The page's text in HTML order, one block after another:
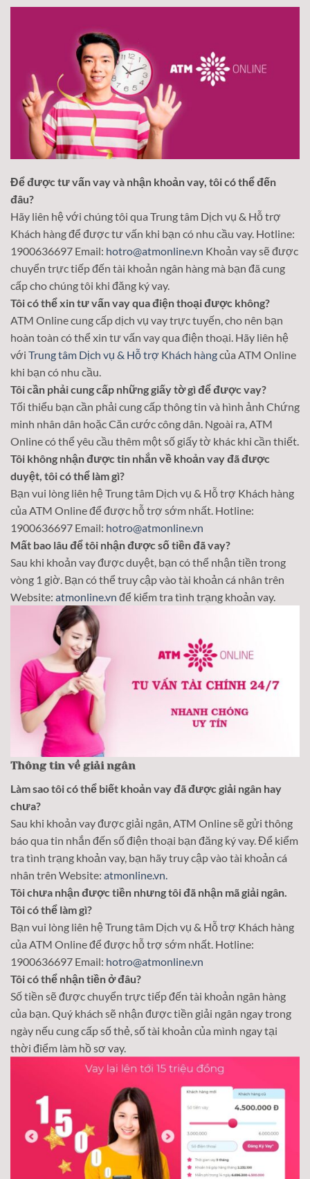
Để được tư vấn vay và nhận khoản vay, tôi có thể đến
đâu?
Hãy liên hệ với chúng tôi qua Trung tâm Dịch vụ & Hỗ trợ
Khách hàng để được tư vấn khi bạn có nhu cầu vay. Hotline:
1900636697 Email: hotro@atmonline.vn Khoản vay sẽ được
chuyển trực tiếp đến tài khoản ngân hàng mà bạn đã cung
cấp cho chúng tôi khi đăng ký vay.
Tôi có thể xin tư vấn vay qua điện thoại được không?
ATM Online cung cấp dịch vụ vay trực tuyến, cho nên bạn
hoàn toàn có thể xin tư vấn vay qua điện thoại. Hãy liên hệ
với Trung tâm Dịch vụ & Hỗ trợ Khách hàngcủa ATM Online
khi bạn có nhu cầu.
Tôi cần phải cung cấp những giấy tờ gì để được vay?
Tối thiểu bạn cần phải cung cấp thông tin và hình ảnh Chứng
minh nhân dân hoặc Căn cước công dân. Ngoài ra, ATM
Online có thể yêu cầu thêm một số giấy tờ khác khi cần thiết.
Tôi không nhận được tin nhắn về khoản vay đã được
duyệt, tôi có thể làm gì?
Bạn vui lòng liên hệ Trung tâm Dịch vụ & Hỗ trợ Khách hàng
của ATM Online để được hỗ trợ sớm nhất. Hotline:
1900636697 Email: hotro@atmonline.vn
Mất bao lâu để tôi nhận được số tiền đã vay?
Sau khi khoản vay được duyệt, bạn có thể nhận tiền trong
vòng 1 giờ. Bạn có thể truy cập vào tài khoản cá nhân trên
Website: atmonline.vn để kiểm tra tình trạng khoản vay.
Thông tin về giải ngân
Làm sao tôi có thể biết khoản vay đã được giải ngân hay
chưa?
Sau khi khoản vay được giải ngân, ATM Online sẽ gửi thông
báo qua tin nhắn đến số điện thoại bạn đăng ký vay. Để kiểm
tra tình trạng khoản vay, bạn hãy truy cập vào tài khoản cá
nhân trên Website: atmonline.vn.
Tôi chưa nhận được tiền nhưng tôi đã nhận mã giải ngân.
Tôi có thể làm gì?
Bạn vui lòng liên hệ Trung tâm Dịch vụ & Hỗ trợ Khách hàng
của ATM Online để được hỗ trợ sớm nhất. Hotline:
1900636697 Email: hotro@atmonline.vn
Tôi có thể nhận tiền ở đâu?
Số tiền sẽ được chuyển trực tiếp đến tài khoản ngân hàng
của bạn. Quý khách sẽ nhận được tiền giải ngân ngay trong
ngày nếu cung cấp số thẻ, số tài khoản của mình ngay tại
thời điểm làm hồ sơ vay.